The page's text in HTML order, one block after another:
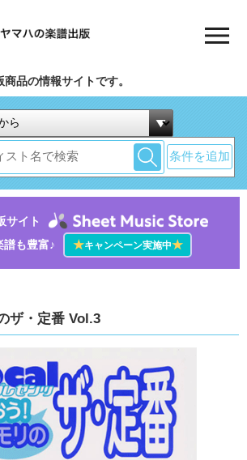
品の情報サイトです。
条件を追加
サイト
譜も豊富♪
★キャンペーン実施中★
ザ・定番 Vol.3